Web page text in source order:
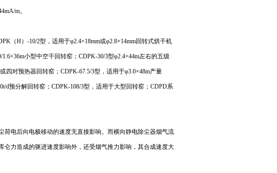
m。
（H）-10/2型，适用于φ2.4×18mm或φ2.8×14mm回转式烘干机
小型中空干回转窑；CDPK-30/3型φ2.4×44m左右的五级
四对预热器回转窑；CDPK-67.5/3型，适用于φ3.0×48m产量
d预分解回转窑；CDPK-108/3型，适用于大型回转窑；CDPD系
电后向电极移动的速度无直接影响。而横向静电除尘器烟气流
力造成的驱进速度影响外，还受烟气推力影响，其合成速度大